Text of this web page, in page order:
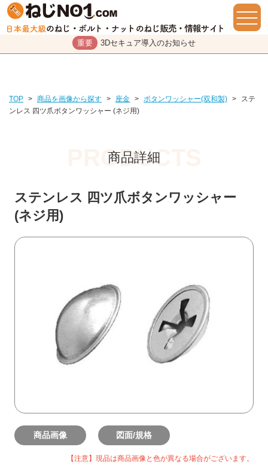
重要 3Dセキュア導入のお知らせ
TOP > 商品を画像から探す > 座金 > ボタンワッシャー(双和製) >
ステ
ンレス 四ツ爪ボタンワッシャー (ネジ用)
商品詳細
ステンレス 四ツ爪ボタンワッシャー
(ネジ用)
商品画像 図面/規格
【注意】現品は商品画像と色が異なる場合がございます。